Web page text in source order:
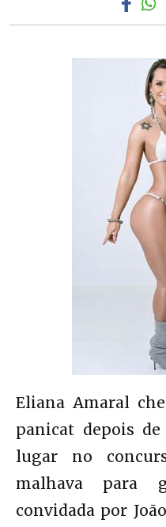
Eliana Amaral
panicat depois
lugar no
malhava para
convidada por